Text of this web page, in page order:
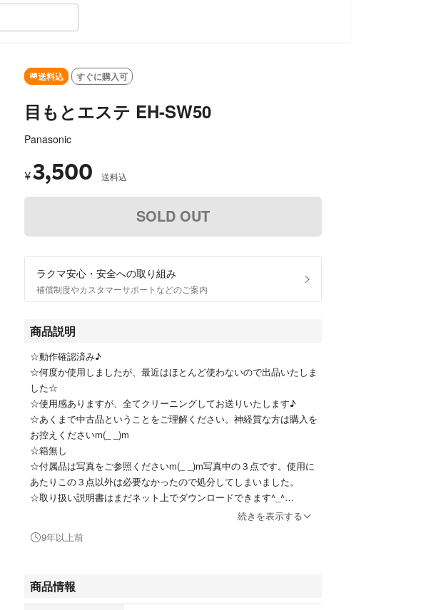
送料込 すぐに購入可
目もとエステ EH-SW50
Panasonic
¥3,500 送料込
SOLD OUT
ラクマ安心・安全への取り組み
補償制度やカスタマーサポートなどのご案内
商品説明
☆動作確認済み♪
☆何度か使用しましたが、最近はほとんど使わないので出品いたしま
した☆
☆使用感ありますが、全てクリーニングしてお送りいたします♪
☆あくまで中古品ということをご理解ください。神経質な方は購入を
お控えくださいm(_ _)m
☆箱無し
☆付属品は写真をご参照くださいm(_ _)m写真中の３点です。使用に
あたりこの３点以外は必要なかったので処分してしまいました。
☆取り扱い説明書はまだネット上でダウンロードできます^_^
続きを表示する
9年以上前
商品情報